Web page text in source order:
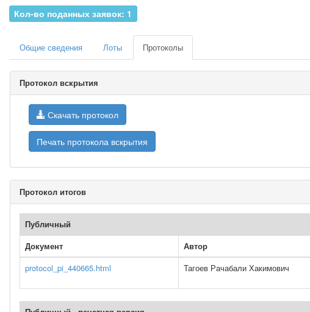
Кол-во поданных заявок: 1
Общие сведения Лоты Протоколы
Протокол вскрытия
Скачать протокол
Печать протокола вскрытия
Протокол итогов
Публичный
Документ
Автор
protocol_pi_440665.html
Тагоев Рачабали Хакимович